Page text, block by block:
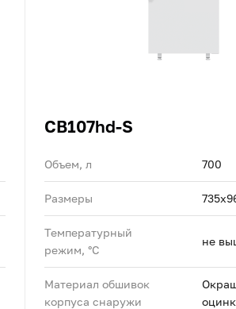
CB107hd-S
Объем, л 700
Размеры
Температурный
режим, °C
не
Материал обшивок
корпуса снаружи